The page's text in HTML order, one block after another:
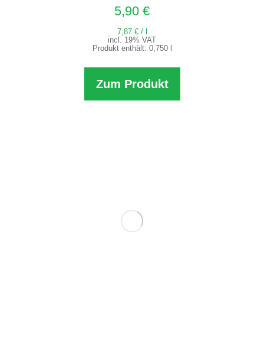
5,90 €
7,87 €/
incl. 19% VAT
Produkt enthält: 0,750
Zum Produkt